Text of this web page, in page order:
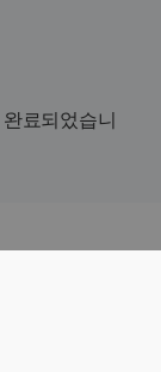
료되었습니
요!